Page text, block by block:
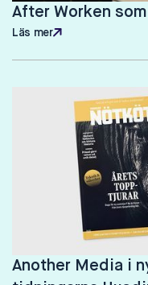
After Worken
Läs mer
Another Media i